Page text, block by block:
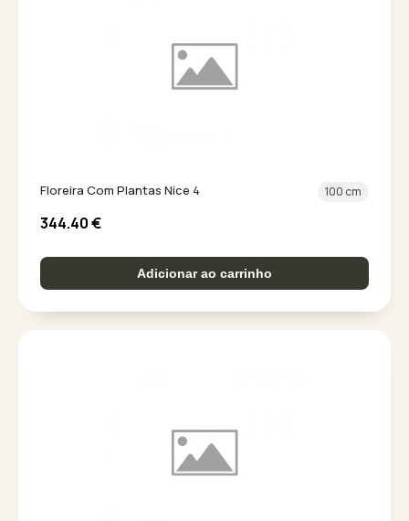
Floreira Com Plantas Nice 4 100 cm
344.40€
Adicionar ao carrinho